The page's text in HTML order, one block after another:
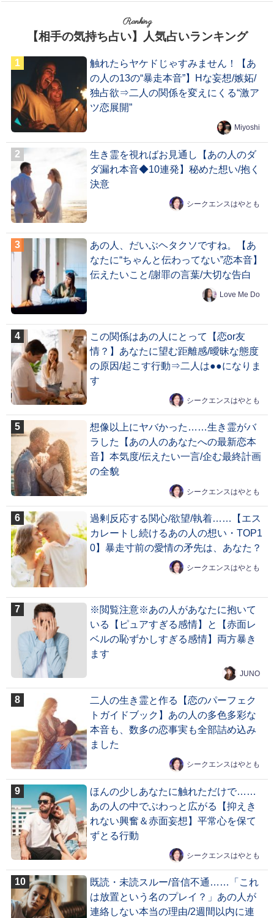
Ranking
【相手の気持ち占い】人気占いランキング
触れたらヤケドじゃすみません！【あ
の人の13の“暴走本音”】Hな妄想/嫉妬/
独占欲⇒二人の関係を変えにくる“激ア
ツ恋展開”
Miyoshi
生き霊を視ればお見通し【あの人のダ
ダ漏れ本音◆10連発】秘めた想い/抱く
決意
シークエンスはやとも
あの人、だいぶヘタクソですね。【あ
なたに“ちゃんと伝わってない”恋本音】
伝えたいこと/謝罪の言葉/大切な告白
Love Me Do
この関係はあの人にとって【恋or友
情？】あなたに望む距離感/曖昧な態度
の原因/起こす行動⇒二人は●●になりま
す
シークエンスはやとも
想像以上にヤバかった……生き霊がバ
ラした【あの人のあなたへの最新恋本
音】本気度/伝えたい一言/企む最終計画
の全貌
シークエンスはやとも
過剰反応する関心/欲望/執着……【エス
カレートし続けるあの人の想い・TOP1
0】暴走寸前の愛情の矛先は、あなた？
シークエンスはやとも
※閲覧注意※あの人があなたに抱いて
いる【ピュアすぎる感情】と【赤面レ
ベルの恥ずかしすぎる感情】両方暴き
ます
JUNO
二人の生き霊と作る【恋のパーフェク
トガイドブック】あの人の多色多彩な
本音も、数多の恋事実も全部詰め込み
ました
シークエンスはやとも
ほんの少しあなたに触れただけで……
あの人の中でぶわっと広がる【抑えき
れない興奮＆赤面妄想】平常心を保て
ずとる行動
シークエンスはやとも
既読・未読スルー/音信不通……「これ
は放置という名のプレイ？」あの人が
連絡しない本当の理由/2週間以内に連